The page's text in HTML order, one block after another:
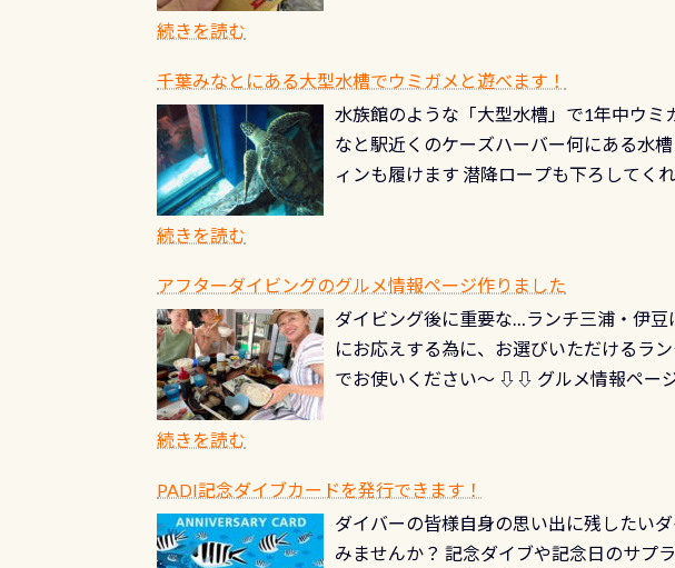
ダウンカレントが発生している箇所など
る(流される)のは快感です！ 特別天然記
記念物の「オオサンショウウオ」です 大
すが、ここ長良川ではかなりの確立で見
終営業日までの発行分 【注意事項】※
やオリジナルカード対象のディスティン
す。 ※ 2026年12月の認定でも、2027年
思い出になる ダイビングを始めるきっか
も、ワクワクが続く60周年限定企画です
PADIグッズが当たるチャンス 受講した
ルくじに参加する
続きを読む
千葉みなとにある大型水槽でウミガメと遊べます！
水族館のような「大型水槽」で1年中ウ
なと駅近くのケーズハーバー何にある水
ィンも履けます 潜降ロープも下ろしてく
楽しみ頂けます 反対側の窓からも見るこ
できます！ かなり楽しめます是非ご参加
にもなりますヨ 料金等、詳しくは 詳細は
続きを読む
アフターダイビングのグルメ情報ページ作りました
ダイビング後に重要な…ランチ三浦・伊
にお応えする為に、お選びいただけるラ
でお使いください～ ⇩⇩ グルメ情報ペー
続きを読む
PADI記念ダイブカードを発行できます！
ダイバーの皆様自身の思い出に残したい
みませんか？ 記念ダイブや記念日のサプ